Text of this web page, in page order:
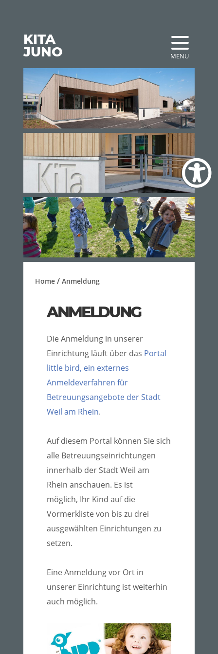
MENU
KITA
JUNO
Home / Anmeldung
ANMELDUNG
Die Anmeldung in unserer
Einrichtung läuft über das Portal
little bird, ein externes
Anmeldeverfahren für
Betreuungsangebote der Stadt
Weil am Rhein.
Auf diesem Portal können Sie sich
alle Betreuungseinrichtungen
innerhalb der Stadt Weil am
Rhein anschauen. Es ist
möglich, Ihr Kind auf die
Vormerkliste von bis zu drei
ausgewählten Einrichtungen zu
setzen.
Eine Anmeldung vor Ort in
unserer Einrichtung ist weiterhin
auch möglich.